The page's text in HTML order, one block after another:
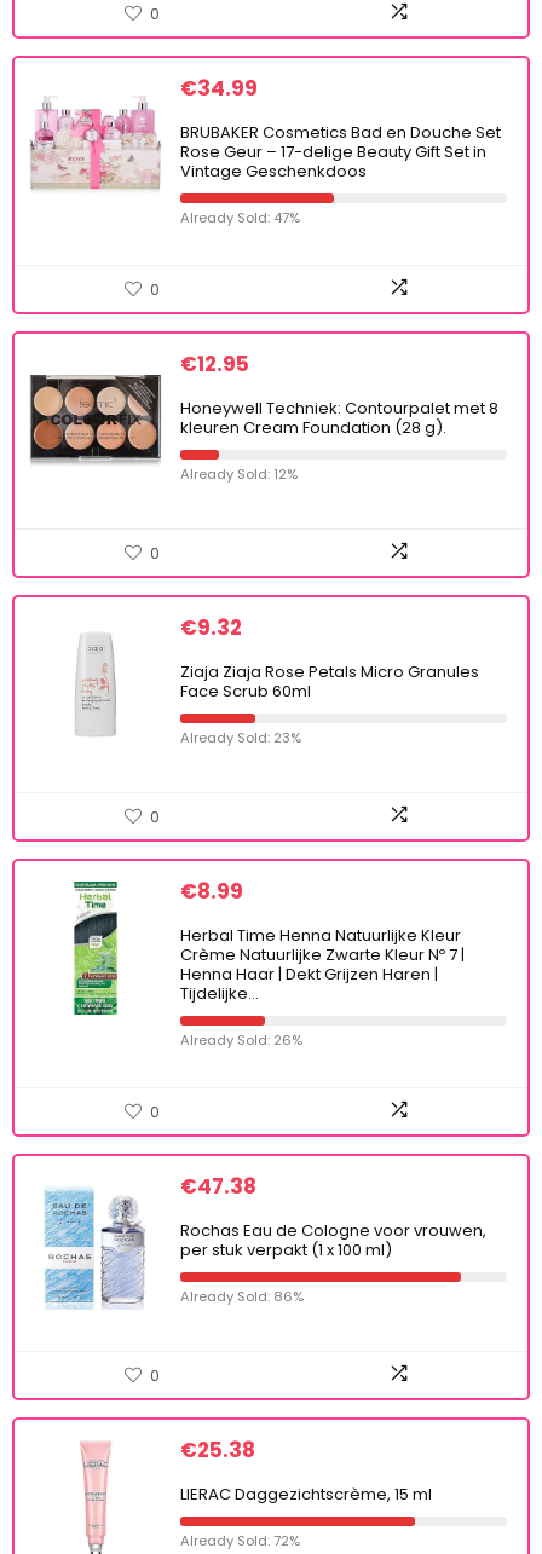
0
€34.99
BRUBAKER Cosmetics Bad en Douche Set
Rose Geur – 17-delige Beauty Gift Set in
Vintage Geschenkdoos
Already Sold: 47%
0
€12.95
Honeywell Techniek: Contourpalet met 8
kleuren Cream Foundation (28 g).
Already Sold: 12%
0
€9.32
Ziaja Ziaja Rose Petals Micro Granules
Face Scrub 60ml
Already Sold: 23%
0
€8.99
Herbal Time Henna Natuurlijke Kleur
Crème Natuurlijke Zwarte Kleur Nº 7 |
Henna Haar | Dekt Grijzen Haren |
Tijdelijke…
Already Sold: 26%
0
€47.38
Rochas Eau de Cologne voor vrouwen,
per stuk verpakt (1 x 100 ml)
Already Sold: 86%
0
€25.38
LIERAC Daggezichtscrème, 15 ml
Already Sold: 72%